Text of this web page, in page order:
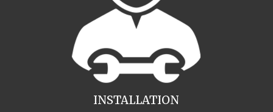
INSTALLATION